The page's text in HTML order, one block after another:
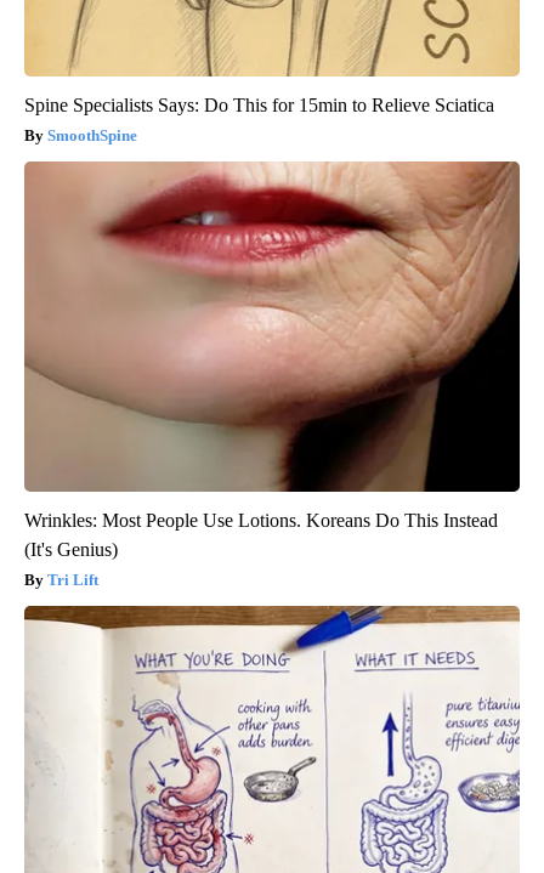
Spine Specialists Says: Do This for 15min to Relieve Sciatica
SmoothSpine
Wrinkles: Most People Use Lotions. Koreans Do This Instead
(It's Genius)
Tri Lift